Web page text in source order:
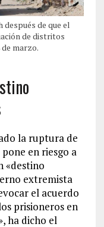
después de que el
de distritos
marzo.
la ruptura de
en riesgo a
«destino
extremista
el acuerdo
prisioneros en
ha dicho el